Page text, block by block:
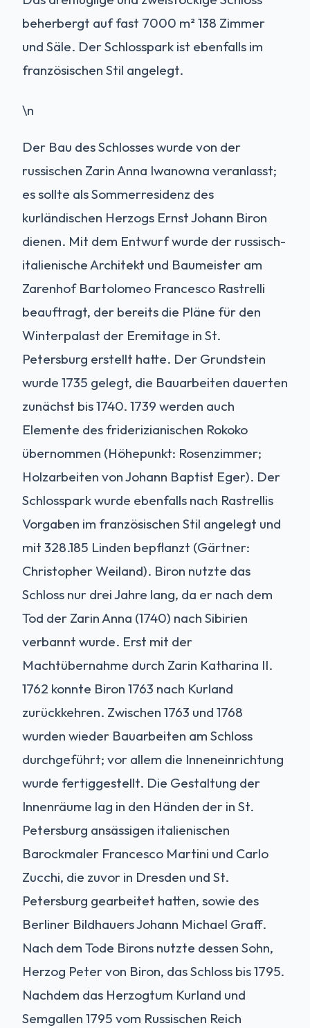
beherbergt auf fast 7000 m² 138 Zimmer
und Säle. Der Schlosspark ist ebenfalls im
französischen Stil angelegt.
\n
Der Bau des Schlosses wurde von der
russischen Zarin Anna Iwanowna veranlasst;
es sollte als Sommerresidenz des
kurländischen Herzogs Ernst Johann Biron
dienen. Mit dem Entwurf wurde der russisch-
italienische Architekt und Baumeister am
Zarenhof Bartolomeo Francesco Rastrelli
beauftragt, der bereits die Pläne für den
Winterpalast der Eremitage in St.
Petersburg erstellt hatte. Der Grundstein
wurde 1735 gelegt, die Bauarbeiten dauerten
zunächst bis 1740. 1739 werden auch
Elemente des friderizianischen Rokoko
übernommen (Höhepunkt: Rosenzimmer;
Holzarbeiten von Johann Baptist Eger). Der
Schlosspark wurde ebenfalls nach Rastrellis
Vorgaben im französischen Stil angelegt und
mit 328.185 Linden bepflanzt (Gärtner:
Christopher Weiland). Biron nutzte das
Schloss nur drei Jahre lang, da er nach dem
Tod der Zarin Anna (1740) nach Sibirien
verbannt wurde. Erst mit der
Machtübernahme durch Zarin Katharina II.
1762 konnte Biron 1763 nach Kurland
zurückkehren. Zwischen 1763 und 1768
wurden wieder Bauarbeiten am Schloss
durchgeführt; vor allem die Inneneinrichtung
wurde fertiggestellt. Die Gestaltung der
Innenräume lag in den Händen der in St.
Petersburg ansässigen italienischen
Barockmaler Francesco Martini und Carlo
Zucchi, die zuvor in Dresden und St.
Petersburg gearbeitet hatten, sowie des
Berliner Bildhauers Johann Michael Graff.
Nach dem Tode Birons nutzte dessen Sohn,
Herzog Peter von Biron, das Schloss bis 1795.
Nachdem das Herzogtum Kurland und
Semgallen 1795 vom Russischen Reich